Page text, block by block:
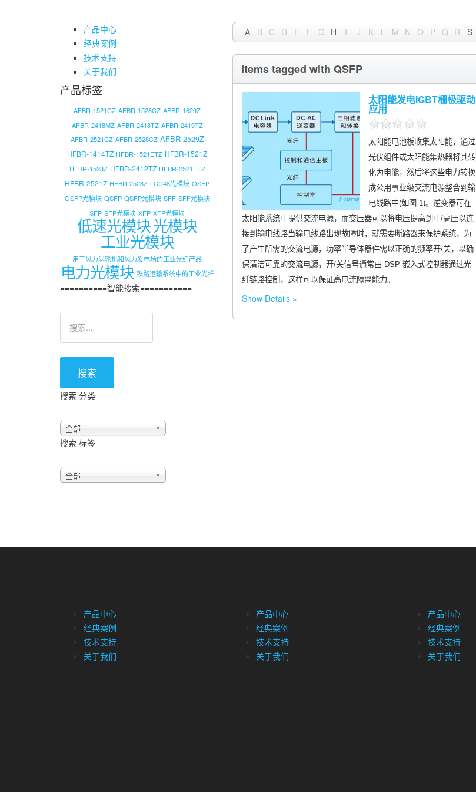
产品中心
经典案例
技术支持
关于我们
产品标签
AFBR-1521CZ AFBR-1528CZ AFBR-1629Z
AFBR-2418MZ AFBR-2418TZ AFBR-2419TZ
AFBR-2521CZ AFBR-2528CZ AFBR-2529Z
HFBR-1414TZ HFBR-1521ETZ HFBR-1521Z
HFBR-1528Z HFBR-2412TZ HFBR-2521ETZ
HFBR-2521Z HFBR-2528Z LCC48光模块 OSFP
OSFP光模块 QSFP QSFP光模块 SFF SFF光模块
SFP SFP光模块 XFP XFP光模块
低速光模块光模块
工业光模块
用于风力涡轮机和风力发电场的工业光纤产品
电力光模块 铁路运输系统中的工业光纤
==========智能搜索===========
搜索
搜索 分类
全部
搜索 标签
全部
A B C D E F G H I J K L M N O P Q R S
Items tagged with QSFP
太阳能发电IGBT栅极驱动
应用
太阳能电池板收集太阳能，通过
光伏组件或太阳能集热器将其转
化为电能，然后将这些电力转换
成公用事业级交流电源整合到输
电线路中(如图 1)。逆变器可在
太阳能系统中提供交流电源，而变压器可以将电压提高到中/高压以连
接到输电线路当输电线路出现故障时，就需要断路器来保护系统，为
了产生所需的交流电源，功率半导体器件需以正确的频率开/关，以确
保清洁可靠的交流电源，开/关信号通常由 DSP 嵌入式控制器通过光
纤链路控制，这样可以保证高电流隔离能力。
Show Details
产品中心
经典案例
技术支持
关于我们
产品中心
经典案例
技术支持
关于我们
产品中心
经典案例
技术支持
关于我们